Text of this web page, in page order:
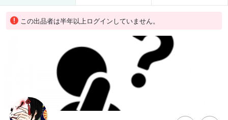
この出品者は半年以上ログインしていません。